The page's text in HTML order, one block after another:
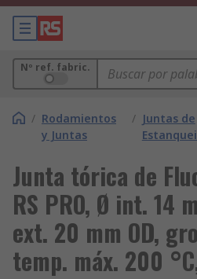
Nº ref. fabric.
/ Rodamientos
y Juntas
/ Juntas de
Junta tórica de
RS PRO, Ø int. 14
ext. 20 mm OD,
temp. máx. 200